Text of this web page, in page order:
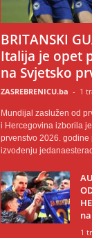
BRITANSKI
Italija je opet
na Svjetsko
ZASREBRENICU.ba - 1
Mundijal zaslužen od
i Hercegovina izborila
prvenstvo 2026.
izvođenju
1